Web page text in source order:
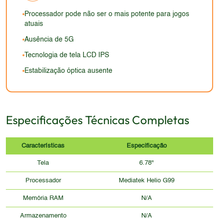
Processador pode não ser o mais potente para jogos
atuais
Ausência de 5G
Tecnologia de tela LCD IPS
Estabilização óptica ausente
Especificações Técnicas Completas
Características Especificação
Tela 6.78"
Processador Mediatek Helio G99
Memória RAM N/A
Armazenamento N/A